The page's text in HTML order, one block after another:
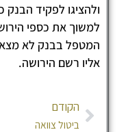
לפקיד הבנק כשאתה
את כספי הירושה
בבנק לא מצא את צו
רשם הירושה.
ביטול צוואה עורך